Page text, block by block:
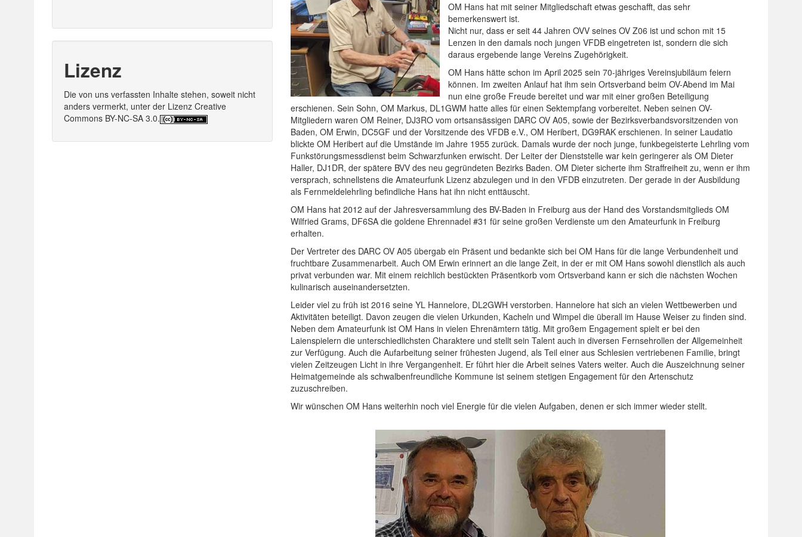
OM Hans hat mit seiner Mitgliedschaft etwas geschafft, das sehr
bemerkenswert ist.
Nicht nur, dass er seit 44 Jahren OVV seines OV Z06 ist und schon mit 15
Lenzen in den damals noch jungen VFDB eingetreten ist, sondern die sich
daraus ergebende lange Vereins Zugehörigkeit.
OM Hans hätte schon im April 2025 sein 70-jähriges Vereinsjubiläum feiern
können. Im zweiten Anlauf hat ihm sein Ortsverband beim OV-Abend im Mai
nun eine große Freude bereitet und war mit einer großen Beteiligung
erschienen. Sein Sohn, OM Markus, DL1GWM hatte alles für einen Sektempfang vorbereitet. Neben seinen OV-
Mitgliedern waren OM Reiner, DJ3RO vom ortsansässigen DARC OV A05, sowie der Bezirksverbandsvorsitzenden von
Baden, OM Erwin, DC5GF und der Vorsitzende des VFDB e.V., OM Heribert, DG9RAK erschienen. In seiner Laudatio
blickte OM Heribert auf die Umstände im Jahre 1955 zurück. Damals wurde der noch junge, funkbegeisterte Lehrling vom
Funkstörungsmessdienst beim Schwarzfunken erwischt. Der Leiter der Dienststelle war kein geringerer als OM Dieter
Haller, DJ1DR, der spätere BVV des neu gegründeten Bezirks Baden. OM Dieter sicherte ihm Straffreiheit zu, wenn er ihm
versprach, schnellstens die Amateurfunk Lizenz abzulegen und in den VFDB einzutreten. Der gerade in der Ausbildung
als Fernmeldelehrling befindliche Hans hat ihn nicht enttäuscht.
OM Hans hat 2012 auf der Jahresversammlung des BV-Baden in Freiburg aus der Hand des Vorstandsmitglieds OM
Wilfried Grams, DF6SA die goldene Ehrennadel #31 für seine großen Verdienste um den Amateurfunk in Freiburg
erhalten.
Der Vertreter des DARC OV A05 übergab ein Präsent und bedankte sich bei OM Hans für die lange Verbundenheit und
fruchtbare Zusammenarbeit. Auch OM Erwin erinnert an die lange Zeit, in der er mit OM Hans sowohl dienstlich als auch
privat verbunden war. Mit einem reichlich bestückten Präsentkorb vom Ortsverband kann er sich die nächsten Wochen
kulinarisch auseinandersetzten.
Leider viel zu früh ist 2016 seine YL Hannelore, DL2GWH verstorben. Hannelore hat sich an vielen Wettbewerben und
Aktivitäten beteiligt. Davon zeugen die vielen Urkunden, Kacheln und Wimpel die überall im Hause Weiser zu finden sind.
Neben dem Amateurfunk ist OM Hans in vielen Ehrenämtern tätig. Mit großem Engagement spielt er bei den
Laienspielern die unterschiedlichsten Charaktere und stellt sein Talent auch in diversen Fernsehrollen der Allgemeinheit
zur Verfügung. Auch die Aufarbeitung seiner frühesten Jugend, als Teil einer aus Schlesien vertriebenen Familie, bringt
vielen Zeitzeugen Licht in ihre Vergangenheit. Er führt hier die Arbeit seines Vaters weiter. Auch die Auszeichnung seiner
Heimatgemeinde als schwalbenfreundliche Kommune ist seinem stetigen Engagement für den Artenschutz
zuzuschreiben.
Wir wünschen OM Hans weiterhin noch viel Energie für die vielen Aufgaben, denen er sich immer wieder stellt.
Lizenz
Die von uns verfassten Inhalte stehen, soweit nicht
anders vermerkt, unter der Lizenz Creative
Commons BY-NC-SA 3.0.